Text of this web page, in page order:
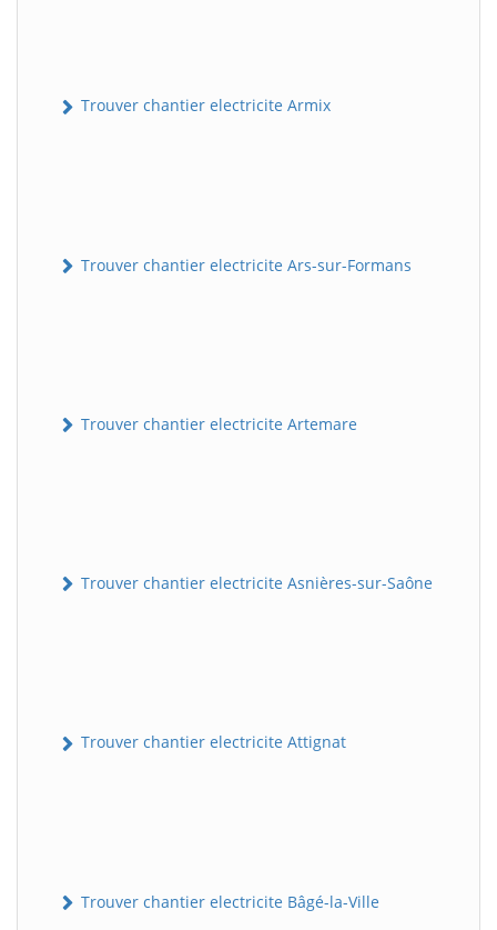
Trouver chantier electricite Armix
Trouver chantier electricite Ars-sur-Formans
Trouver chantier electricite Artemare
Trouver chantier electricite Asnières-sur-Saône
Trouver chantier electricite Attignat
Trouver chantier electricite Bâgé-la-Ville